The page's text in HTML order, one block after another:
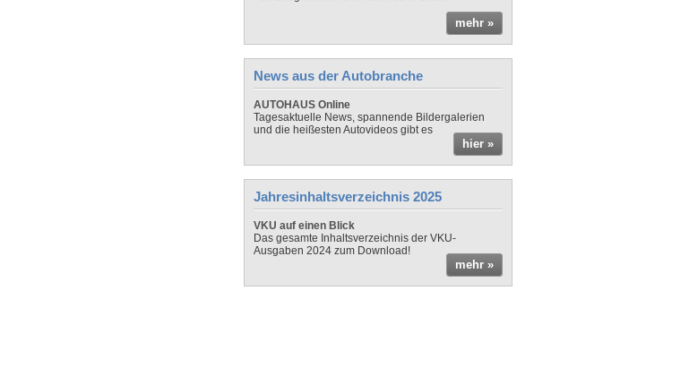
mehr »
News aus der Autobranche
AUTOHAUS Online
Tagesaktuelle News, spannende Bildergalerien
und die heißesten Autovideos gibt es
hier »
Jahresinhaltsverzeichnis 2025
VKU auf einen Blick
Das gesamte Inhaltsverzeichnis der VKU-
Ausgaben 2024 zum Download!
mehr »